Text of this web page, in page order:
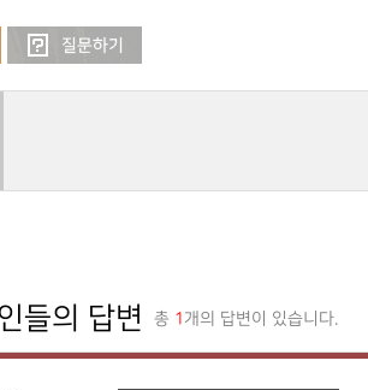
들의 답변 총 1 개의 답변이 있습니다.